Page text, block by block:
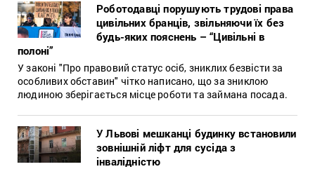
Роботодавці порушують трудові права
цивільних бранців, звільняючи їх без
будь-яких пояснень – “Цивільні в
полоні”
У законі "Про правовий статус осіб, зниклих безвісти за
особливих обставин" чітко написано, що за зниклою
людиною зберігається місце роботи та займана посада.
У Львові мешканці будинку встановили
зовнішній ліфт для сусіда з
інвалідністю